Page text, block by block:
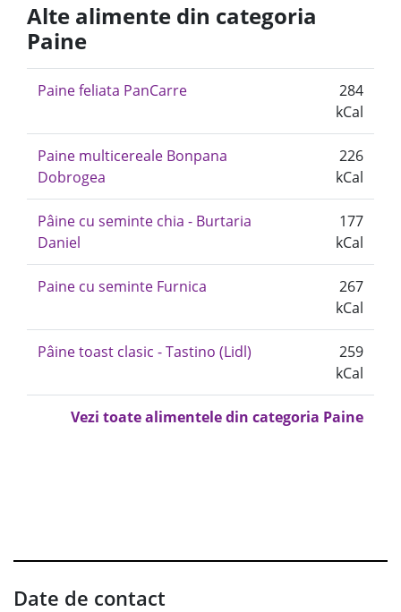
Alte alimente din categoria
Paine
Paine feliata PanCarre
284
kCal
Paine multicereale Bonpana
Dobrogea
226
kCal
Pâine cu seminte chia - Burtaria
Daniel
177
kCal
Paine cu seminte Furnica
267
kCal
Pâine toast clasic - Tastino (Lidl)
259
kCal
Vezi toate alimentele din categoria Paine
Date de contact